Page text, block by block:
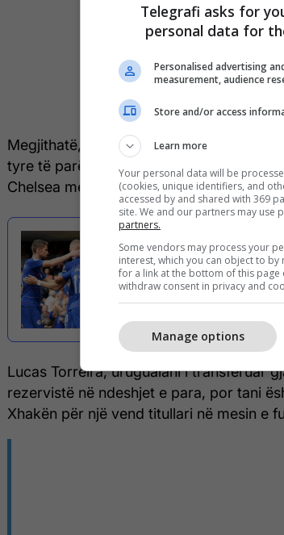
Megjithatë, Arsenali kapitulloi kundër
tyre të parë duke humbur 2-0 dhe
Chelsea me rezultat 3-2.
Londra i
fiton derbin
Lucas Torreira, uruguaiani i transferuar
rezervistë në ndeshjet e para, por tani
Xhakën për një vend titullari në mesin e
Telegrafi asks for
personal data for
Personalised advertising
measurement, audience
Store and/or access
Learn more
Your personal data will be
(cookies, unique identifiers, and
accessed by and shared with 369
site. We and our partners may use
partners.
Some vendors may process your
interest, which you can object to
for a link at the bottom of this
withdraw consent in privacy and
Manage options